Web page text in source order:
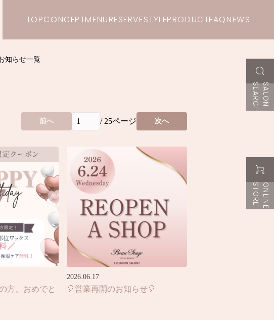
TOPCONCEPTMENURESERVESTYLEPRODUCTFAQNEWS
知らせ一覧
前へ / 25ページ 次へ
方、おめでと
2026.06.17
🎈営業再開のお知らせ🎈
S
A
L
O
N
S
E
A
R
C
H
O
N
L
I
N
E
S
T
O
R
E